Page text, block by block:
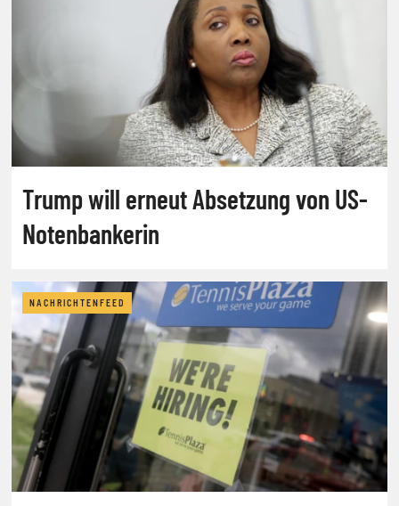
Trump will erneut Absetzung von US-
Notenbankerin
NACHRICHTENFEED